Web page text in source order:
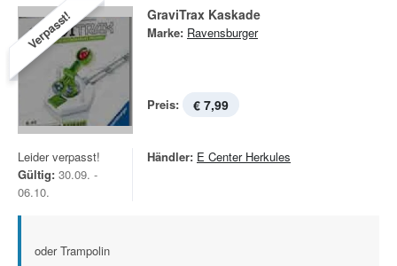
Verpasst! GraviTrax Kaskade
Marke: Ravensburger
Preis: € 7,99
Leider verpasst!
Gültig: 30.09. -
06.10.
Händler: E Center Herkules
oder Trampolin